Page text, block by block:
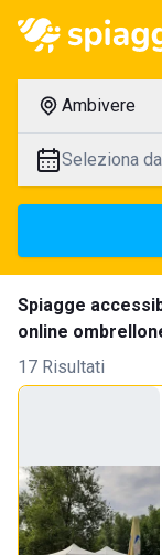
Ambivere
Seleziona
Spiagge
online
17 Risultati